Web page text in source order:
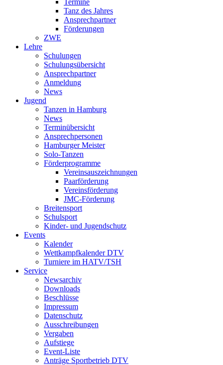
Termine
Tanz des Jahres
Ansprechpartner
Förderungen
ZWE
Lehre
Schulungen
Schulungsübersicht
Ansprechpartner
Anmeldung
News
Jugend
Tanzen in Hamburg
News
Terminübersicht
Ansprechpersonen
Hamburger Meister
Solo-Tanzen
Förderprogramme
Vereinsauszeichnungen
Paarförderung
Vereinsförderung
JMC-Förderung
Breitensport
Schulsport
Kinder- und Jugendschutz
Events
Kalender
Wettkampfkalender DTV
Turniere im HATV/TSH
Service
Newsarchiv
Downloads
Beschlüsse
Impressum
Datenschutz
Ausschreibungen
Vergaben
Aufstiege
Event-Liste
Anträge Sportbetrieb DTV